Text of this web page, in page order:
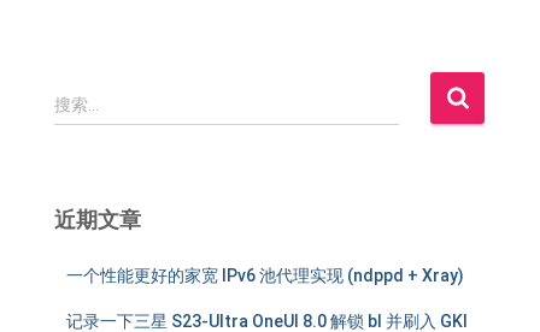
搜
索
搜索…
近期文章
一个性能更好的家宽 IPv6 池代理实现 (ndppd + Xray)
记录一下三星 S23-Ultra OneUI 8.0 解锁 bl 并刷入 GKI